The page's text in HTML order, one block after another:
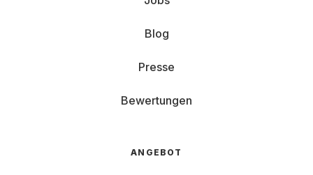
Blog
Presse
Bewertungen
ANGEBOT